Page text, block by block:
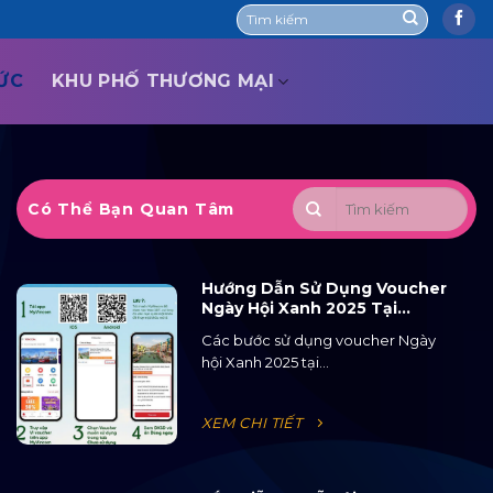
KHU PHỐ THƯƠNG MẠI
Có Thể Bạn Quan Tâm
Hướng Dẫn Sử Dụng Voucher
Ngày Hội Xanh 2025 Tại
Các bước sử dụng voucher Ngày
hội Xanh 2025 tại...
XEM CHI TIẾT